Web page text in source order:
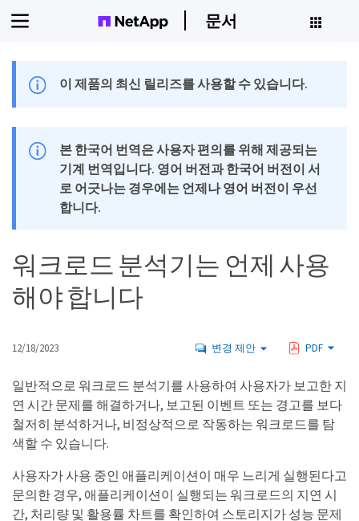
문서
이 제품의 최신 릴리즈를 사용할 수 있습니다.
본 한국어 번역은 사용자 편의를 위해 제공되는
기계 번역입니다. 영어 버전과 한국어 버전이 서
로 어긋나는 경우에는 언제나 영어 버전이 우선
합니다.
워크로드 분석기는 언제 사용
해야 합니다
12/18/2023 변경 제안 PDF
일반적으로 워크로드 분석기를 사용하여 사용자가 보고한 지
연 시간 문제를 해결하거나, 보고된 이벤트 또는 경고를 보다
철저히 분석하거나, 비정상적으로 작동하는 워크로드를 탐
색할 수 있습니다.
사용자가 사용 중인 애플리케이션이 매우 느리게 실행된다고
문의한 경우, 애플리케이션이 실행되는 워크로드의 지연 시
간, 처리량 및 활용률 차트를 확인하여 스토리지가 성능 문제